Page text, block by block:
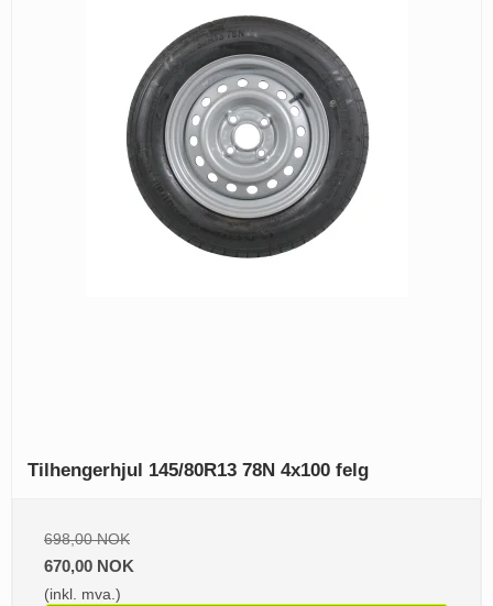
Tilhengerhjul 145/80R13 78N 4x100 felg
698,00 NOK
670,00 NOK
(inkl. mva.)